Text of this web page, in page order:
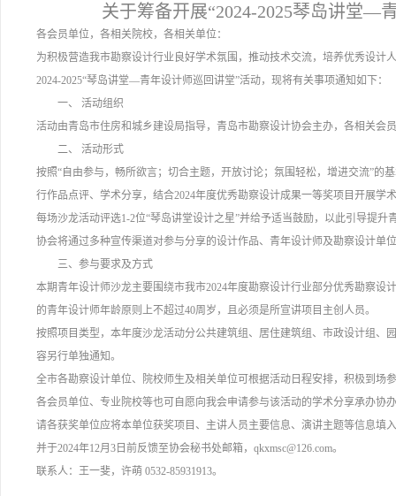
关于筹备开展“2024-2025琴岛讲堂—
各会员单位，各相关院校，各相关单位：
为积极营造我市勘察设计行业良好学术氛围，推动技术交流，培养优秀设
2024-2025“琴岛讲堂—青年设计师巡回讲堂”活动，现将有关事项通知如下：
一、 活动组织
活动由青岛市住房和城乡建设局指导，青岛市勘察设计协会主办，各相关会
二、 活动形式
按照“自由参与，畅所欲言；切合主题，开放讨论；氛围轻松，增进交流”
行作品点评、学术分享，结合2024年度优秀勘察设计成果一等奖项目开展学
每场沙龙活动评选1-2位“琴岛讲堂设计之星”并给予适当鼓励，以此引导提
协会将通过多种宣传渠道对参与分享的设计作品、青年设计师及勘察设计单
三、参与要求及方式
本期青年设计师沙龙主要围绕市我市2024年度勘察设计行业部分优秀勘察
的青年设计师年龄原则上不超过40周岁，且必须是所宣讲项目主创人员。
按照项目类型，本年度沙龙活动分公共建筑组、居住建筑组、市政设计组
容另行单独通知。
全市各勘察设计单位、院校师生及相关单位可根据活动日程安排，积极到场
各会员单位、专业院校等也可自愿向我会申请参与该活动的学术分享承办协
请各获奖单位应将本单位获奖项目、主讲人员主要信息、演讲主题等信息填
并于2024年12月3日前反馈至协会秘书处邮箱，qkxmsc@126.com。
联系人：王一斐，许萌 0532-85931913。